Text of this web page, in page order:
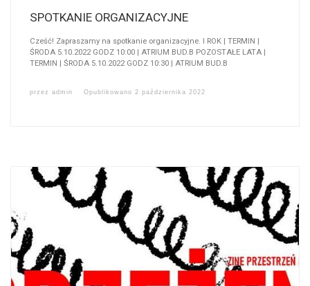
SPOTKANIE ORGANIZACYJNE
Cześć! Zapraszamy na spotkanie organizacyjne. I ROK | TERMIN |
ŚRODA 5.10.2022 GODZ 10:00 | ATRIUM BUD.B POZOSTAŁE LATA |
TERMIN | ŚRODA 5.10.2022 GODZ 10:30 | ATRIUM BUD.B
przezadmin Opublikowano 2 października 2022